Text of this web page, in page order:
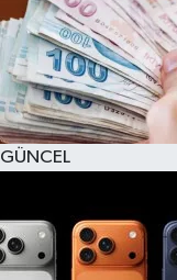
GÜNCEL